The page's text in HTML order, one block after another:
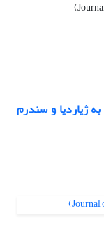
به ژیاردیا و سندرم